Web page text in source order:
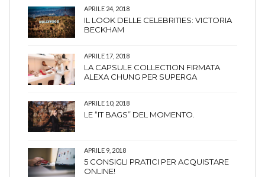
APRILE 24, 2018
IL LOOK DELLE CELEBRITIES: VICTORIA
BECKHAM
APRILE 17, 2018
LA CAPSULE COLLECTION FIRMATA
ALEXA CHUNG PER SUPERGA
APRILE 10, 2018
LE “IT BAGS” DEL MOMENTO.
APRILE 9, 2018
5 CONSIGLI PRATICI PER ACQUISTARE
ONLINE!